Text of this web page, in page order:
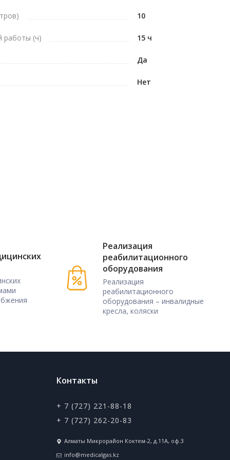
10
работы (ч) 15 ч
Да
Нет
Реализация
реабилитационного
оборудования
Реализация
реабилитационного
оборудования – инвалидные
кресла, коляски
Контакты
+ 7 (727) 221-88-18
+ 7 (727) 262-20-83
Алматы Микрорайон Коктем-2, д.11А, оф.3
info@medicalgas.kz